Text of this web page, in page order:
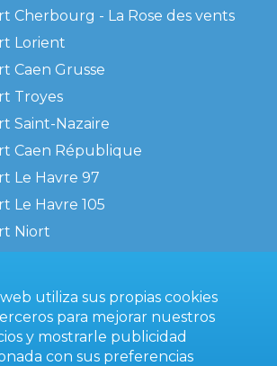
Cherbourg - La Rose des vents
Lorient
Caen Grusse
Troyes
Saint-Nazaire
Caen République
Le Havre 97
Le Havre 105
Niort
nosotros
utiliza sus propias cookies
para mejorar nuestros
y mostrarle publicidad
con sus preferencias